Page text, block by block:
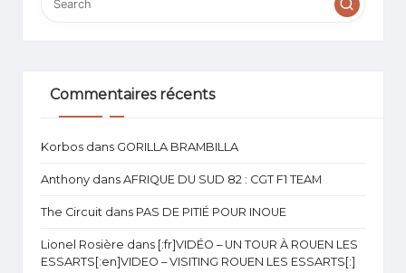
Commentaires récents
Korbos dans GORILLA BRAMBILLA
Anthony dans AFRIQUE DU SUD 82 : CGT F1 TEAM
The Circuit dans PAS DE PITIÉ POUR INOUE
Lionel Rosière dans [:fr]VIDÉO – UN TOUR À ROUEN LES
ESSARTS[:en]VIDEO – VISITING ROUEN LES ESSARTS[:]